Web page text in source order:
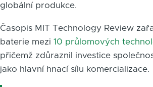
globální produkce.
Časopis MIT Technology Review
baterie mezi 10 průlomových
přičemž zdůraznil investice
jako hlavní hnací sílu komercializace.